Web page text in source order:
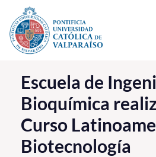
Click acá para ir directamente al
La Universidad
Investigación, Creación e
PUCV Internacional
Vinculación con el Medio
Escuela de
Bioquímica
Curso
Biotecnología